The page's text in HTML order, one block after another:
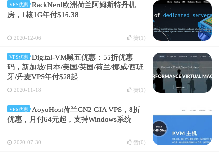
VPS优惠
RackNerd欧洲荷兰阿姆斯特丹机
房，1核1G年付$16.38
2020-12-06 赞(1 )
VPS优惠
Digital-VM黑五优惠：55折优惠
码，新加坡/日本/美国/英国/荷兰/挪威/西班
牙/丹麦VPS年付$28起
2020-11-18 赞(1 )
VPS优惠
AoyoHost荷兰CN2 GIA VPS，8折
优惠，月付64元起，支持Windows系统
2020-07-30 赞(0)